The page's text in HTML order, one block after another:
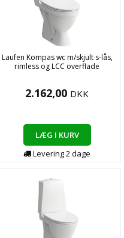
Laufen Kompas wc m/skjult s-lås,
rimless og LCC overflade
2.162,00 DKK
LÆG I KURV
Levering2dage